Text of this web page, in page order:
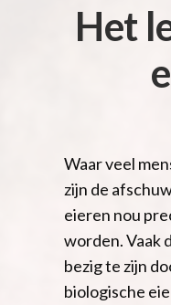
Het
Waar veel
zijn de
eieren nou
worden. Vaak
bezig te zijn
biologische